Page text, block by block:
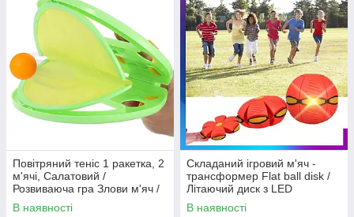
Повітряний теніс 1 ракетка, 2
м'ячі, Салатовий /
Розвиваюча гра Злови м'яч /
Дитяча гра кидай лови м'яч
В наявності
Складаний ігровий м'яч -
трансформер Flat ball disk /
Літаючий диск з LED
підсвічуванням Червоний
В наявності